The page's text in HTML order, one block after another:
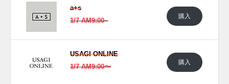
a+s
1/7 AM9:00~
購入
USAGI ONLINE
1/7 AM9:00〜
購入